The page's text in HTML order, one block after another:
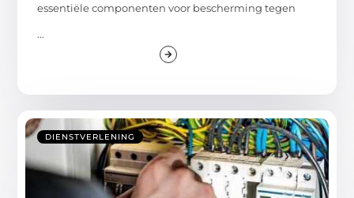
essentiële componenten voor bescherming tegen
...
DIENSTVERLENING